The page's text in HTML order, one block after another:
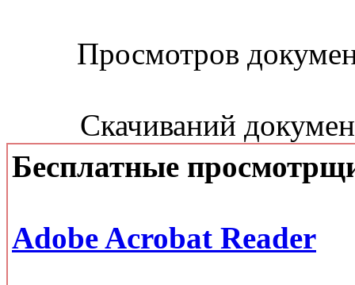
Просмотров
Скачиваний
Бесплатные
Adobe Acrobat Reader